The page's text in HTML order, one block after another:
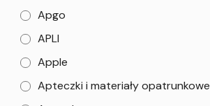
Apgo
APLI
Apple
Apteczki i materiały opatrunkowe